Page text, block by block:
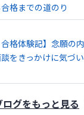
格までの道のり
格体験記】念願の
をきっかけに気づ
ログをもっと見る